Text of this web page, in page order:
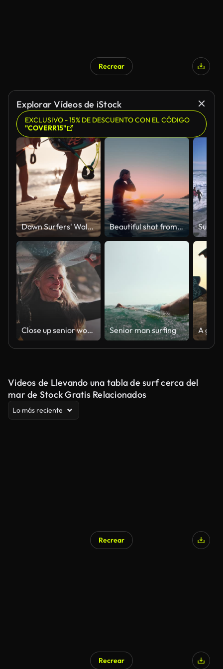
Recrear
Explorar Vídeos de iStock
EXCLUSIVO - 15% DE DESCUENTO CON EL CÓDIGO
"COVERR15"
Dawn Surfers' Walk Along Gold Coast Shoreline Beautiful shot from the water of a female surfer sitting on a surfboard in the blue ocean waiting for next big wave in a sunset/sunrise.
Close up senior woman running with surfboard at the beach Senior man surfing
Videos de Llevando una tabla de surf cerca del
mar de Stock Gratis Relacionados
Lo más reciente
Recrear
Recrear